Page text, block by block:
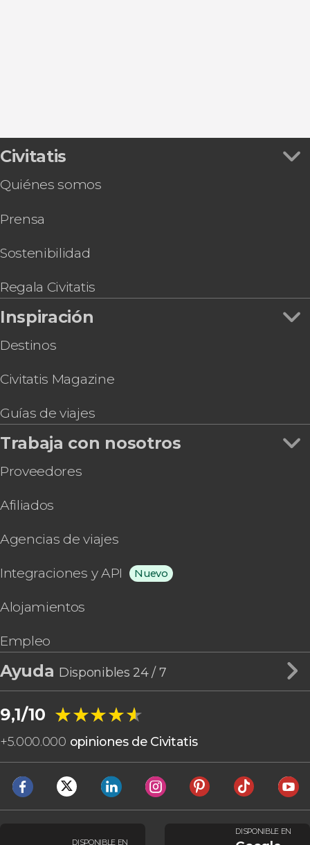
Civitatis
Quiénes somos
Prensa
Sostenibilidad
Regala Civitatis
Inspiración
Destinos
Civitatis Magazine
Guías de viajes
Trabaja con nosotros
Proveedores
Afiliados
Agencias de viajes
Integraciones y API Nuevo
Alojamientos
Empleo
Ayuda Disponibles 24 / 7
9,1/10 ★★★★★
★★★★★
+5.000.000 opiniones de Civitatis
DISPONIBLE EN
DISPONIBLE EN